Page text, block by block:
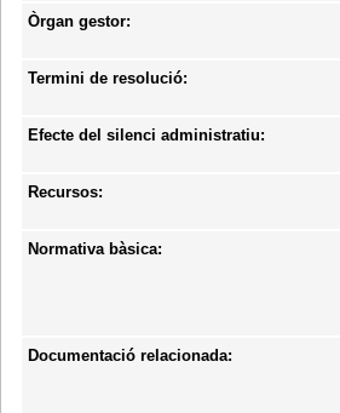
Òrgan gestor:
Termini de resolució:
Efecte del silenci administratiu:
Recursos:
Normativa bàsica:
Documentació relacionada: